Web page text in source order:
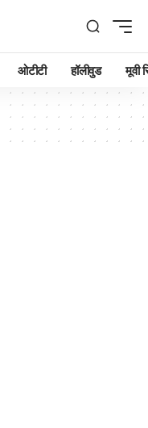
ओटीटी हॉलीवुड मूवी